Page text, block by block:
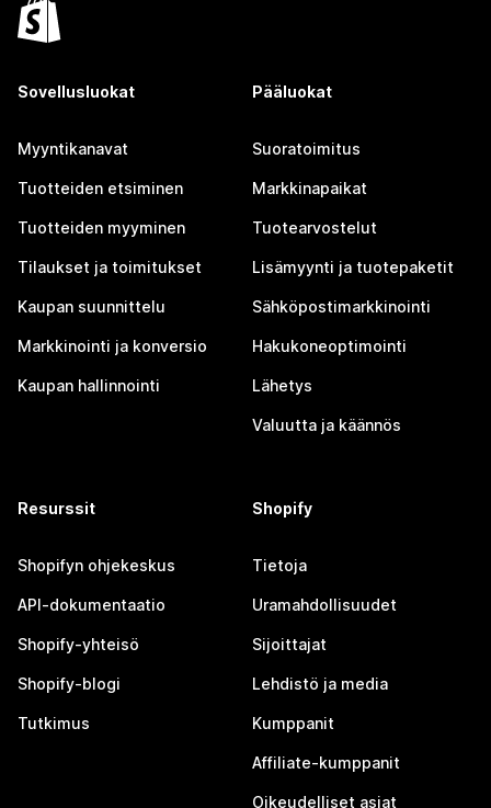
Sovellusluokat
Myyntikanavat
Tuotteiden etsiminen
Tuotteiden myyminen
Tilaukset ja toimitukset
Kaupan suunnittelu
Markkinointi ja konversio
Kaupan hallinnointi
Pääluokat
Suoratoimitus
Markkinapaikat
Tuotearvostelut
Lisämyynti ja tuotepaketit
Sähköpostimarkkinointi
Hakukoneoptimointi
Lähetys
Valuutta ja käännös
Resurssit
Shopifyn ohjekeskus
API-dokumentaatio
Shopify-yhteisö
Shopify-blogi
Tutkimus
Shopify
Tietoja
Uramahdollisuudet
Sijoittajat
Lehdistö ja media
Kumppanit
Affiliate-kumppanit
Oikeudelliset asiat